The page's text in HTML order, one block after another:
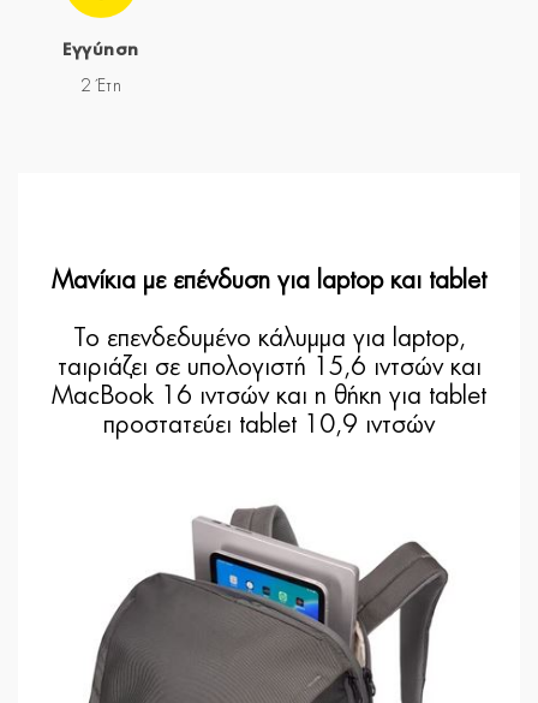
Εγγύηση
2 Έτη
Μανίκια με επένδυση για laptop και tablet
Το επενδεδυμένο κάλυμμα για laptop,
ταιριάζει σε υπολογιστή 15,6 ιντσών και
MacBook 16 ιντσών και η θήκη για tablet
προστατεύει tablet 10,9 ιντσών